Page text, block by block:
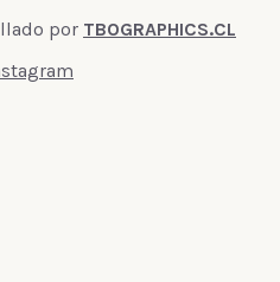
por TBOGRAPHICS.CL